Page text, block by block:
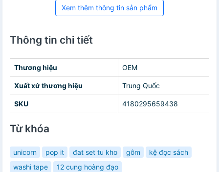
Xem thêm thông tin sản phẩm
Thông tin chi tiết
Thương hiệu OEM
Xuất xứ thương hiệu Trung Quốc
SKU 4180295659438
Từ khóa
unicorn pop it đat set tu kho gôm
kệ đọc sách
washi tape
12 cung hoàng đạo